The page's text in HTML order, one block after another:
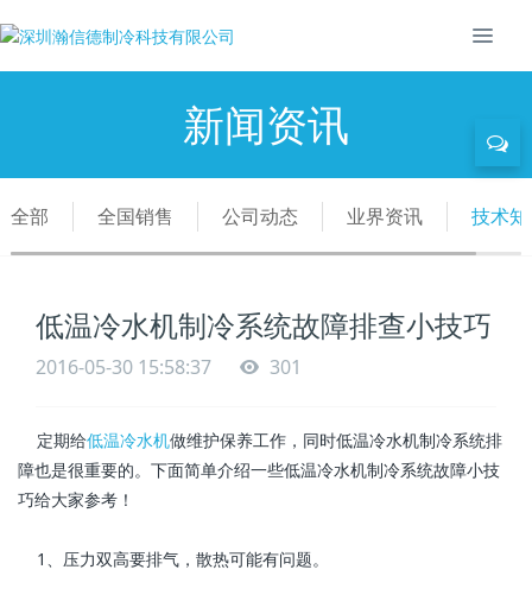
新闻资讯
全部 全国销售 公司动态 业界资讯 技术
低温冷水机制冷系统故障排查小技巧
2016-05-30 15:58:37 301
定期给低温冷水机做维护保养工作，同时低温冷水机制冷系统排
障也是很重要的。下面简单介绍一些低温冷水机制冷系统故障小技
巧给大家参考！
1、压力双高要排气，散热可能有问题。